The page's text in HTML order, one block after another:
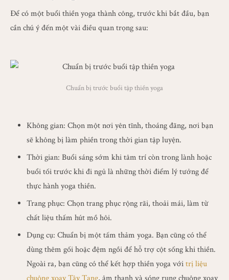
Để có một buổi thiền yoga thành công, trước khi bắt đầu, bạn
cần chú ý đến một vài điều quan trọng sau:
Chuẩn bị trước buổi tập thiền yoga
Không gian: Chọn một nơi yên tĩnh, thoáng đãng, nơi bạn
sẽ không bị làm phiền trong thời gian tập luyện.
Thời gian: Buổi sáng sớm khi tâm trí còn trong lành hoặc
buổi tối trước khi đi ngủ là những thời điểm lý tưởng để
thực hành yoga thiền.
Trang phục: Chọn trang phục rộng rãi, thoải mái, làm từ
chất liệu thấm hút mồ hôi.
Dụng cụ: Chuẩn bị một tấm thảm yoga. Bạn cũng có thể
dùng thêm gối hoặc đệm ngồi để hỗ trợ cột sống khi thiền.
Ngoài ra, bạn cũng có thể kết hợp thiền yoga vớitrị liệu